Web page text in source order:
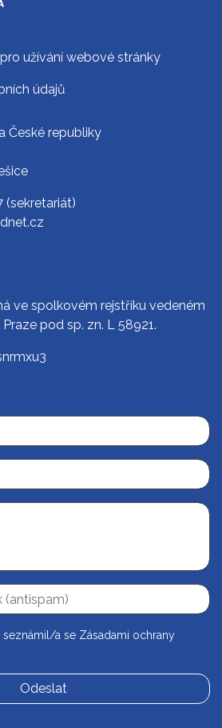
užívání webové stránky
údajů
České republiky
(sekretariát)
ve spolkovém rejstříku vedeném
pod sp. zn. L 58921.
seznámil/a se Zásadami ochrany
Odeslat